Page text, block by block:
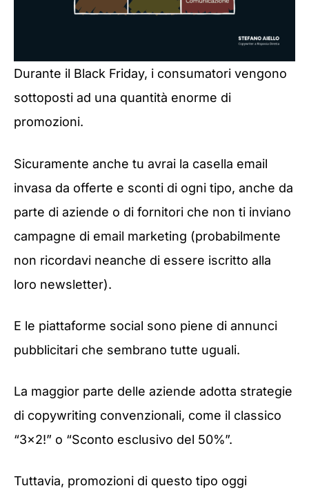
Durante il Black Friday, i consumatori vengono
sottoposti ad una quantità enorme di
promozioni.
Sicuramente anche tu avrai la casella email
invasa da offerte e sconti di ogni tipo, anche da
parte di aziende o di fornitori che non ti inviano
campagne di email marketing (probabilmente
non ricordavi neanche di essere iscritto alla
loro newsletter).
E le piattaforme social sono piene di annunci
pubblicitari che sembrano tutte uguali.
La maggior parte delle aziende adotta strategie
di copywriting convenzionali, come il classico
“3×2!” o “Sconto esclusivo del 50%”.
Tuttavia, promozioni di questo tipo oggi